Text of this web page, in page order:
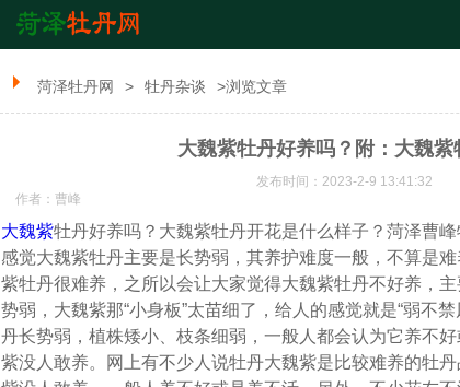
菏泽牡丹网 > 牡丹杂谈 >浏览文章
大魏紫牡丹好养吗？附：大魏紫
发布时间：2023-2-9 13:41:32
作者：曹峰
大魏紫牡丹好养吗？大魏紫牡丹开花是什么样子？菏泽曹
感觉大魏紫牡丹主要是长势弱，其养护难度一般，不算是
紫牡丹很难养，之所以会让大家觉得大魏紫牡丹不好养，
势弱，大魏紫那“小身板”太苗细了，给人的感觉就是“弱不
丹长势弱，植株矮小、枝条细弱，一般人都会认为它养不
紫没人敢养。网上有不少人说牡丹大魏紫是比较难养的牡